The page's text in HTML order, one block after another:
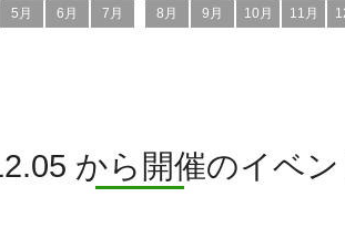
5月 6月 7月 8月 9月 10月 11月
から開催のイベン